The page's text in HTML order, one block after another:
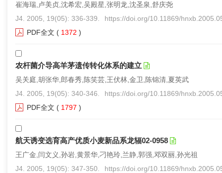
崔海瑞,卢美贞,沈希宏,吴殿星,张明龙,沈圣泉,舒庆尧
J4. 2005, 19(05): 336-339.
https://doi.org/10.11869/
PDF全文 ( 1372 )
农杆菌介导高羊茅遗传转化体系的建立
吴关庭,胡张华,郎春秀,陈笑芸,王伏林,金卫,陈锦清,夏英武
J4. 2005, 19(05): 340-346.
https://doi.org/10.11869/
PDF全文 ( 1797 )
航天诱变选育高产优质小麦新品系龙辐02-0958
王广金,闫文义,孙岩,黄景华,刁艳玲,兰静,郭强,邓双丽,孙光祖
J4. 2005, 19(05): 347-350.
https://doi.org/10.11869/